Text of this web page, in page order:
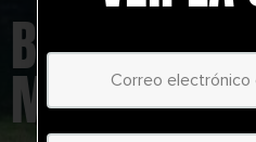
BORUSSIA